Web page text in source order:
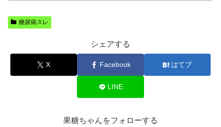
糖尿病スレ
シェアする
X Facebook はてブ
LINE
果糖ちゃんをフォローする